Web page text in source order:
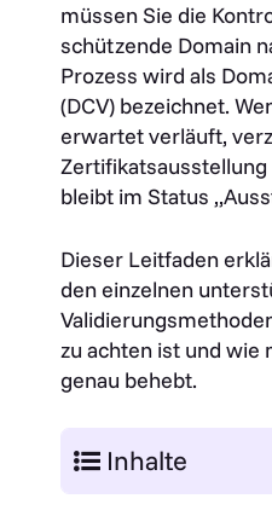
müssen Sie die
schützende Domain
Prozess wird als
(DCV) bezeichnet.
erwartet verläuft,
bleibt im Status
Dieser Leitfaden
den einzelnen
zu achten ist und wie
genau behebt.
Inhalte